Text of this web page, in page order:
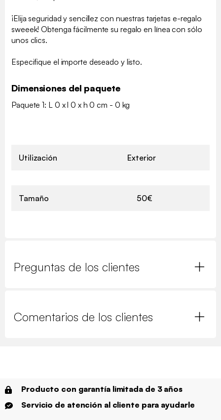
¡Elija seguridad y sencillez con nuestras tarjetas e-regalo
sweeek! Obtenga fácilmente su regalo en línea con sólo
unos clics.
Especifique el importe deseado y listo.
Dimensiones del paquete
Paquete 1: L 0 x l 0 x h 0 cm - 0 kg
Utilización Exterior
Tamaño 50€
Preguntas de los clientes
Comentarios de los clientes
Producto con garantía limitada de 3 años
Servicio de atención al cliente para ayudarle